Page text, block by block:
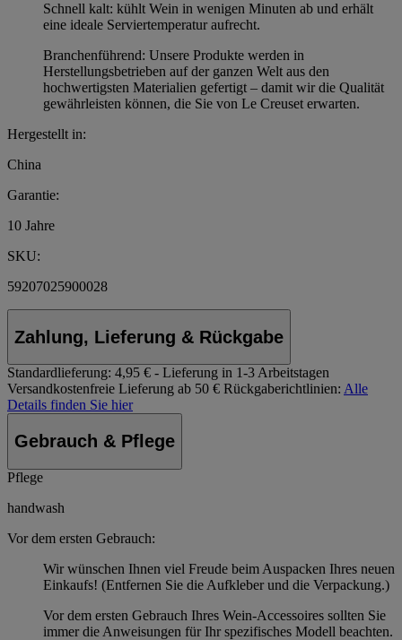
Schnell kalt: kühlt Wein in wenigen Minuten ab und erhält
eine ideale Serviertemperatur aufrecht.
Branchenführend: Unsere Produkte werden in
Herstellungsbetrieben auf der ganzen Welt aus den
hochwertigsten Materialien gefertigt – damit wir die Qualität
gewährleisten können, die Sie von Le Creuset erwarten.
Hergestellt in:
China
Garantie:
10 Jahre
SKU:
59207025900028
Zahlung, Lieferung & Rückgabe
Standardlieferung: 4,95 € - Lieferung in 1-3 Arbeitstagen
Versandkostenfreie Lieferung ab 50 € Rückgaberichtlinien: Alle
Details finden Sie hier
Gebrauch & Pflege
Pflege
handwash
Vor dem ersten Gebrauch:
Wir wünschen Ihnen viel Freude beim Auspacken Ihres neuen
Einkaufs! (Entfernen Sie die Aufkleber und die Verpackung.)
Vor dem ersten Gebrauch Ihres Wein-Accessoires sollten Sie
immer die Anweisungen für Ihr spezifisches Modell beachten.